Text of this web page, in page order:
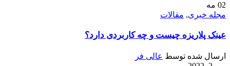
02 مه
مجله خبری, مقالات
عینک پلاریزه چیست و چه کاربردی دارد؟
ارسال شده توسط عالی فر